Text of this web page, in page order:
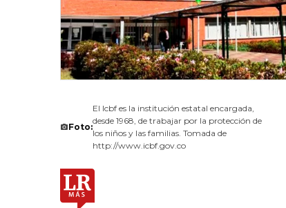
Foto:
El Icbf es la institución estatal encargada,
desde 1968, de trabajar por la protección de
los niños y las familias. Tomada de
http://www.icbf.gov.co